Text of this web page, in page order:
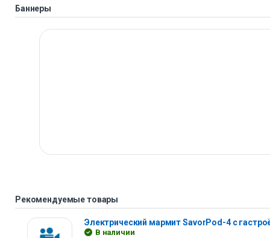
Баннеры
Рекомендуемые товары
Электрический мармит SavorPod-4 с
В наличии